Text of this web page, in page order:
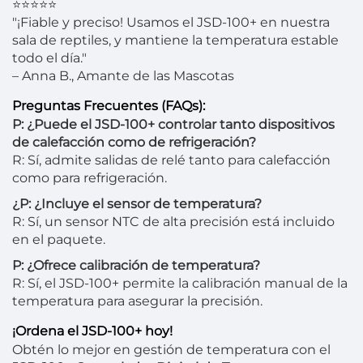
⭐⭐⭐⭐⭐
"¡Fiable y preciso! Usamos el JSD-100+ en nuestra
sala de reptiles, y mantiene la temperatura estable
todo el día."
– Anna B., Amante de las Mascotas
Preguntas Frecuentes (FAQs):
P: ¿Puede el JSD-100+ controlar tanto dispositivos
de calefacción como de refrigeración?
R: Sí, admite salidas de relé tanto para calefacción
como para refrigeración.
¿P: ¿Incluye el sensor de temperatura?
R: Sí, un sensor NTC de alta precisión está incluido
en el paquete.
P: ¿Ofrece calibración de temperatura?
R: Sí, el JSD-100+ permite la calibración manual de la
temperatura para asegurar la precisión.
¡Ordena el JSD-100+ hoy!
Obtén lo mejor en gestión de temperatura con el